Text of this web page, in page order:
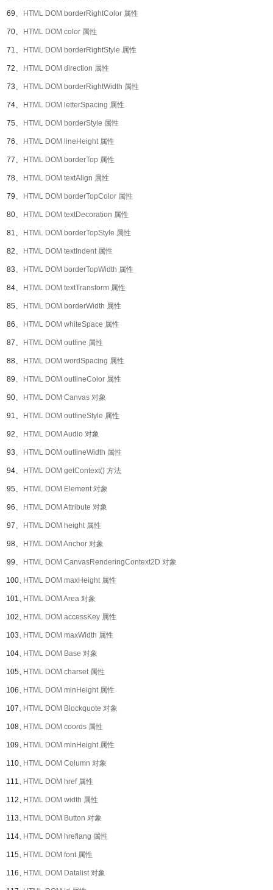
69、 HTML DOM borderRightColor 属性
70、 HTML DOM color 属性
71、 HTML DOM borderRightStyle 属性
72、 HTML DOM direction 属性
73、 HTML DOM borderRightWidth 属性
74、 HTML DOM letterSpacing 属性
75、 HTML DOM borderStyle 属性
76、 HTML DOM lineHeight 属性
77、 HTML DOM borderTop 属性
78、 HTML DOM textAlign 属性
79、 HTML DOM borderTopColor 属性
80、 HTML DOM textDecoration 属性
81、 HTML DOM borderTopStyle 属性
82、 HTML DOM textIndent 属性
83、 HTML DOM borderTopWidth 属性
84、 HTML DOM textTransform 属性
85、 HTML DOM borderWidth 属性
86、 HTML DOM whiteSpace 属性
87、 HTML DOM outline 属性
88、 HTML DOM wordSpacing 属性
89、 HTML DOM outlineColor 属性
90、 HTML DOM Canvas 对象
91、 HTML DOM outlineStyle 属性
92、 HTML DOM Audio 对象
93、 HTML DOM outlineWidth 属性
94、 HTML DOM getContext() 方法
95、 HTML DOM Element 对象
96、 HTML DOM Attribute 对象
97、 HTML DOM height 属性
98、 HTML DOM Anchor 对象
99、 HTML DOM CanvasRenderingContext2D 对象
100、HTML DOM maxHeight 属性
101、HTML DOM Area 对象
102、HTML DOM accessKey 属性
103、HTML DOM maxWidth 属性
104、HTML DOM Base 对象
105、HTML DOM charset 属性
106、HTML DOM minHeight 属性
107、HTML DOM Blockquote 对象
108、HTML DOM coords 属性
109、HTML DOM minHeight 属性
110、HTML DOM Column 对象
111、HTML DOM href 属性
112、HTML DOM width 属性
113、HTML DOM Button 对象
114、HTML DOM hreflang 属性
115、HTML DOM font 属性
116、HTML DOM Datalist 对象